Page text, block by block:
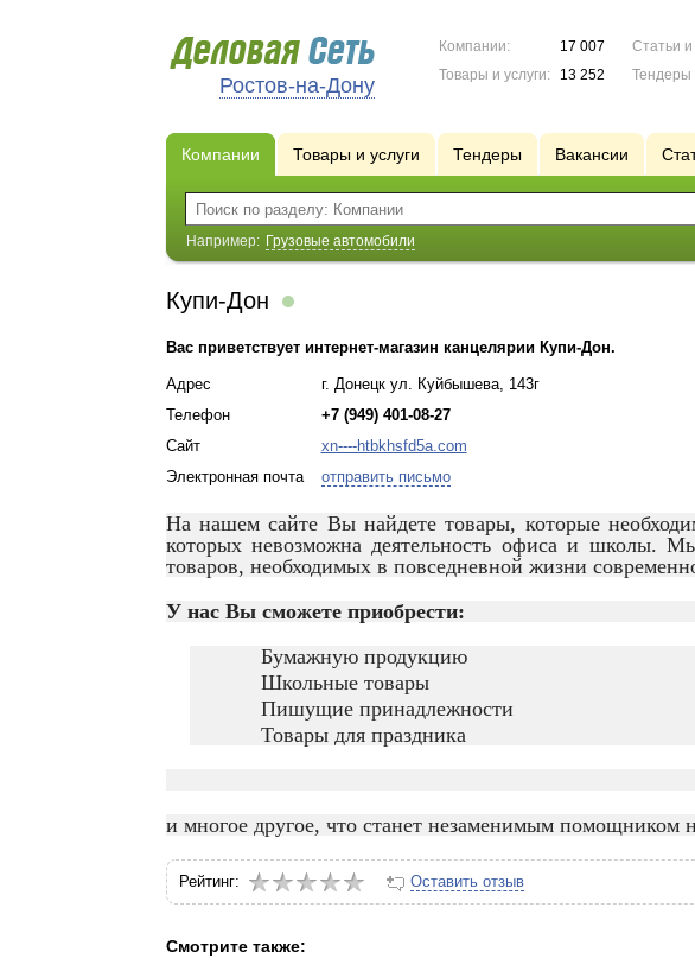
Ростов-на-Дону
Компании:
17 007
Товары и услуги:
13 252
Статьи и
Тендеры
Компании Товары и услуги Тендеры Вакансии
Например: Грузовые автомобили
Купи-Дон
Вас приветствует интернет-магазин канцелярии Купи-Дон.
Адрес
г. Донецк ул. Куйбышева, 143г
Телефон
+7 (949) 401-08-27
Сайт
xn----htbkhsfd5a.com
Электронная почта
отправить письмо
На нашем сайте Вы найдете товары, которые
которых невозможна деятельность офиса и школы.
товаров, необходимых в повседневной жизни
У нас Вы сможете приобрести:
Бумажную продукцию
Школьные товары
Пишущие принадлежности
Товары для праздника
и многое другое, что станет незаменимым помощником
Рейтинг: Оставить отзыв
Смотрите также: